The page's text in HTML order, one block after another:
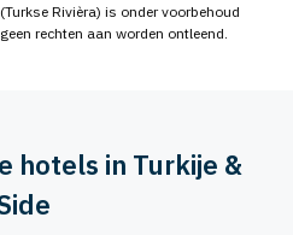
(Turkse Rivièra) is onder voorbehoud
rechten aan worden ontleend.
hotels in Turkije &